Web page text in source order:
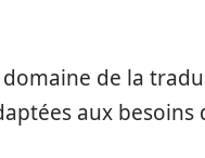
de la
aux besoins